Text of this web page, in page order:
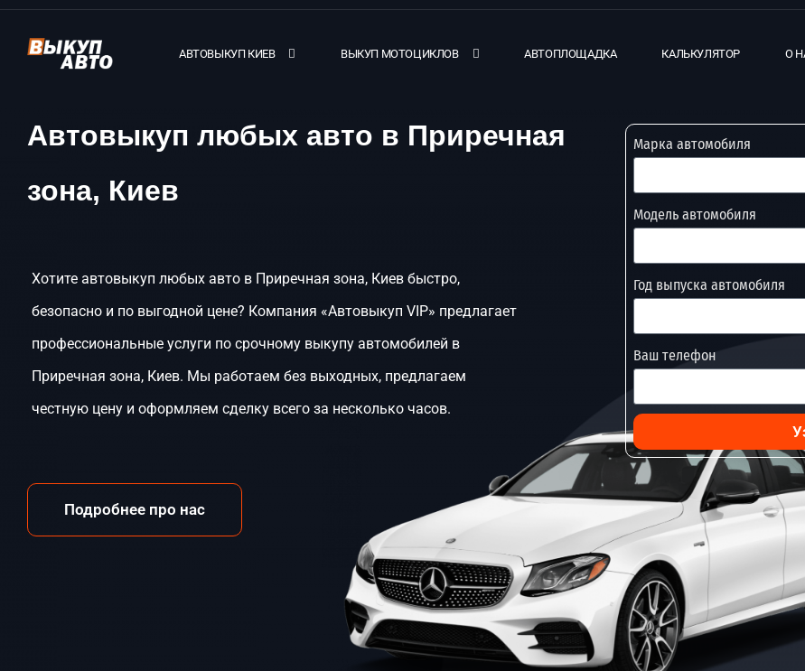
АВТОВЫКУП КИЕВ ВЫКУП МОТОЦИКЛОВ АВТОПЛОЩАДКА КАЛЬКУЛЯТОР О
Автовыкуп любых авто в Приречная
зона, Киев
Хотите автовыкуп любых авто в Приречная зона, Киев быстро,
безопасно и по выгодной цене? Компания «Автовыкуп VIP» предлагает
профессиональные услуги по срочному выкупу автомобилей в
Приречная зона, Киев. Мы работаем без выходных, предлагаем
честную цену и оформляем сделку всего за несколько часов.
Подробнее про нас
Марка автомобиля
Модель автомобиля
Год выпуска автомобиля
Ваш телефон